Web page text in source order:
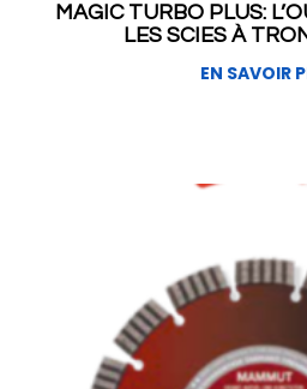
MAGIC TURBO PLUS:
LES SCIES À
EN SAVOIR